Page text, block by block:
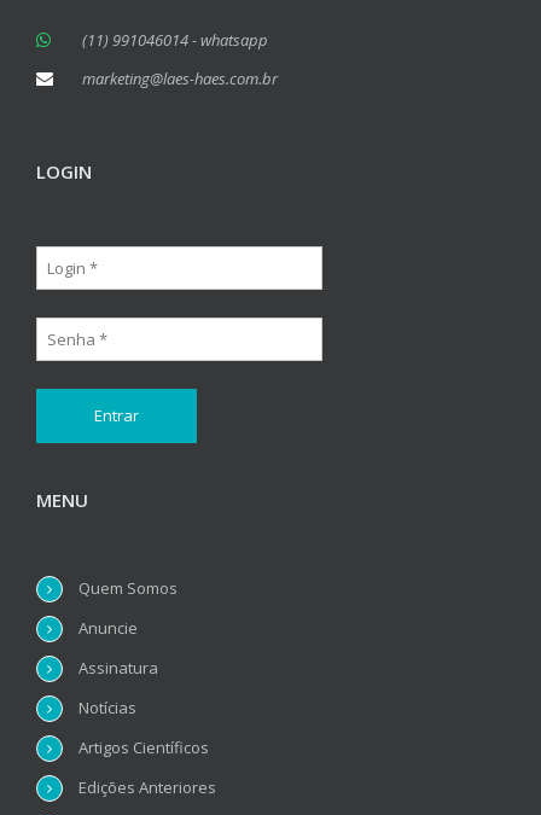
(11) 991046014 - whatsapp
marketing@laes-haes.com.br
LOGIN
MENU
Quem Somos
Anuncie
Assinatura
Notícias
Artigos Científicos
Edições Anteriores